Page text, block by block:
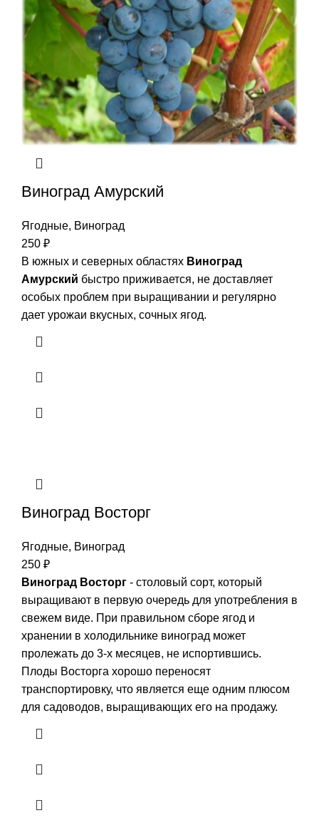
Виноград Амурский
Ягодные, Виноград
250 ₽
В южных и северных областях Виноград
Амурский быстро приживается, не доставляет
особых проблем при выращивании и регулярно
дает урожаи вкусных, сочных ягод.
Виноград Восторг
Ягодные, Виноград
250 ₽
Виноград Восторг - столовый сорт, который
выращивают в первую очередь для употребления в
свежем виде. При правильном сборе ягод и
хранении в холодильнике виноград может
пролежать до 3-х месяцев, не испортившись.
Плоды Восторга хорошо переносят
транспортировку, что является еще одним плюсом
для садоводов, выращивающих его на продажу.